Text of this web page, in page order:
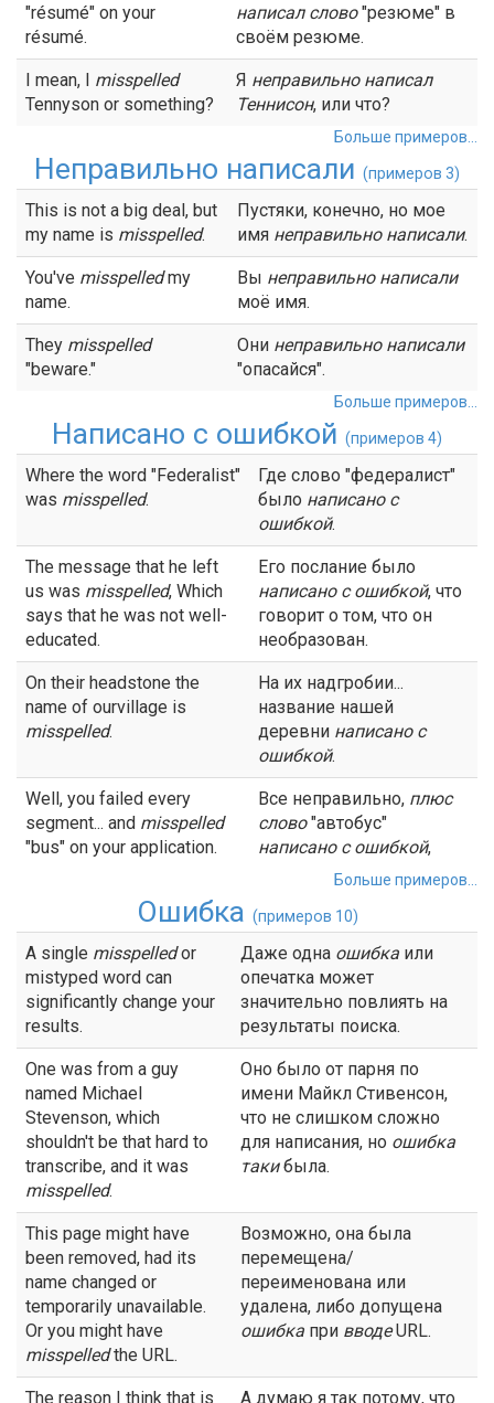
"résumé" on your
résumé.
написалслово"резюме" в
своём резюме.
I mean, I misspelled
Tennyson or something?
Я неправильно написал
Теннисон, или что?
Больше примеров...
Неправильно написали (примеров 3)
This is not a big deal, but
my name is misspelled.
Пустяки, конечно, но мое
имя неправильно написали.
You've misspelledmy
name.
Вы неправильно написали
моё имя.
They misspelled
"beware."
Они неправильно написали
"опасайся".
Больше примеров...
Написано с ошибкой (примеров 4)
Where the word "Federalist"
was misspelled.
Где слово "федералист"
было написано с
ошибкой.
The message that he left
us was misspelled, Which
says that he was not well-
educated.
Его послание было
написано с ошибкой, что
говорит о том, что он
необразован.
On their headstone the
name of ourvillage is
misspelled.
На их надгробии...
название нашей
деревни написано с
ошибкой.
Well, you failed every
segment... and misspelled
"bus" on your application.
Все неправильно, плюс
слово"автобус"
написано с ошибкой,
Больше примеров...
Ошибка (примеров 10)
A single misspelledor
mistyped word can
significantly change your
results.
Даже одна ошибка или
опечатка может
значительно повлиять на
результаты поиска.
One was from a guy
named Michael
Stevenson, which
shouldn't be that hard to
transcribe, and it was
misspelled.
Оно было от парня по
имени Майкл Стивенсон,
что не слишком сложно
для написания, но ошибка
такибыла.
This page might have
been removed, had its
name changed or
temporarily unavailable.
Or you might have
misspelledthe URL.
Возможно, она была
перемещена/
переименована или
удалена, либо допущена
ошибка при вводеURL.
The reason I think that is А думаю я так потому, что